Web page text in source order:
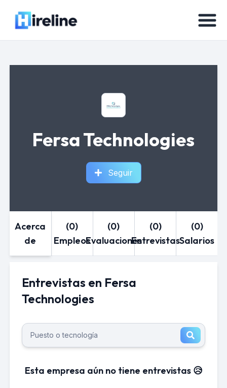
Fersa Technologies
Seguir
Acerca
de
(0)
Empleos
(0)
Evaluaciones
(0)
Entrevistas
(0)
Salarios
Entrevistas en Fersa
Technologies
Esta empresa aún no tiene entrevistas 😥